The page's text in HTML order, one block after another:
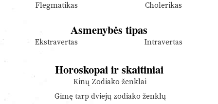
Flegmatikas
Cholerikas
Asmenybės tipas
Ekstravertas Intravertas
Horoskopai ir skaitiniai
Kinų Zodiako ženklai
Gimę tarp dviejų zodiako ženklų